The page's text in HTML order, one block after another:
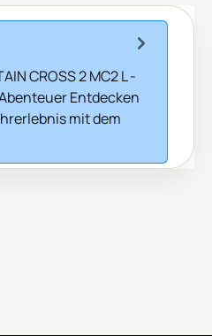
CROSS 2 MC2 L -
Entdecken
mit dem